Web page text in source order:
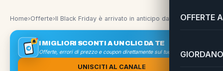
OFFERTE
Home›Offerte› Il Black Friday è arrivato in anticipo da Mediaworld, offerte su smartphone, tablet e smart TV
I MIGLIORI SCONTI A UN CLIC DA TE
Offerte, errori di prezzo e coupon direttamente sul tuo smartphone
UNISCITI AL CANALE